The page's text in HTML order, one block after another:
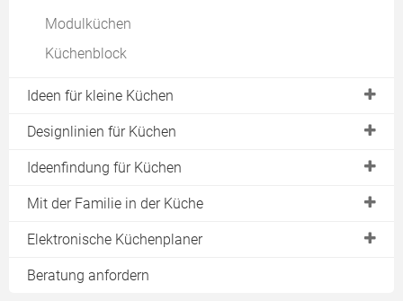
Küchen online kaufen
Poggenpohl Küchen
Bulthaup Küchen
Modulküchen
Küchenblock
Ideen für kleine Küchen
Singleküchen
Miniküchen
Designlinien für Küchen
Urform "Frankfurter Küche"
Küchen im Landhausstil
Designer-Küchen
Ideenfindung für Küchen
Ausstellungsküchen als Ideengeber
Musterküchen als Ideengeber
Mit der Familie in der Küche
Kochen mit Kindern
Sommer in der Küche
Elektronische Küchenplaner
Online-Küchenplaner
Beratung anfordern